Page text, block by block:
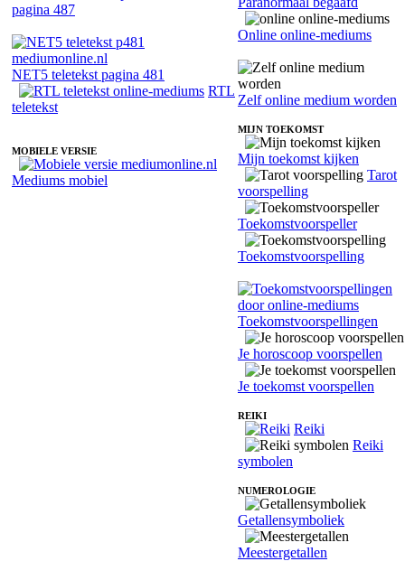
pagina 487
NET5 teletekst pagina 481
RTL
teletekst
MOBIELE VERSIE
Mediums mobiel
Online online-mediums
Zelf online medium worden
MIJN TOEKOMST
Mijn toekomst kijken
Tarot
voorspelling
Toekomstvoorspeller
Toekomstvoorspelling
Toekomstvoorspellingen
Je horoscoop voorspellen
Je toekomst voorspellen
REIKI
Reiki
Reiki
symbolen
NUMEROLOGIE
Getallensymboliek
Meestergetallen